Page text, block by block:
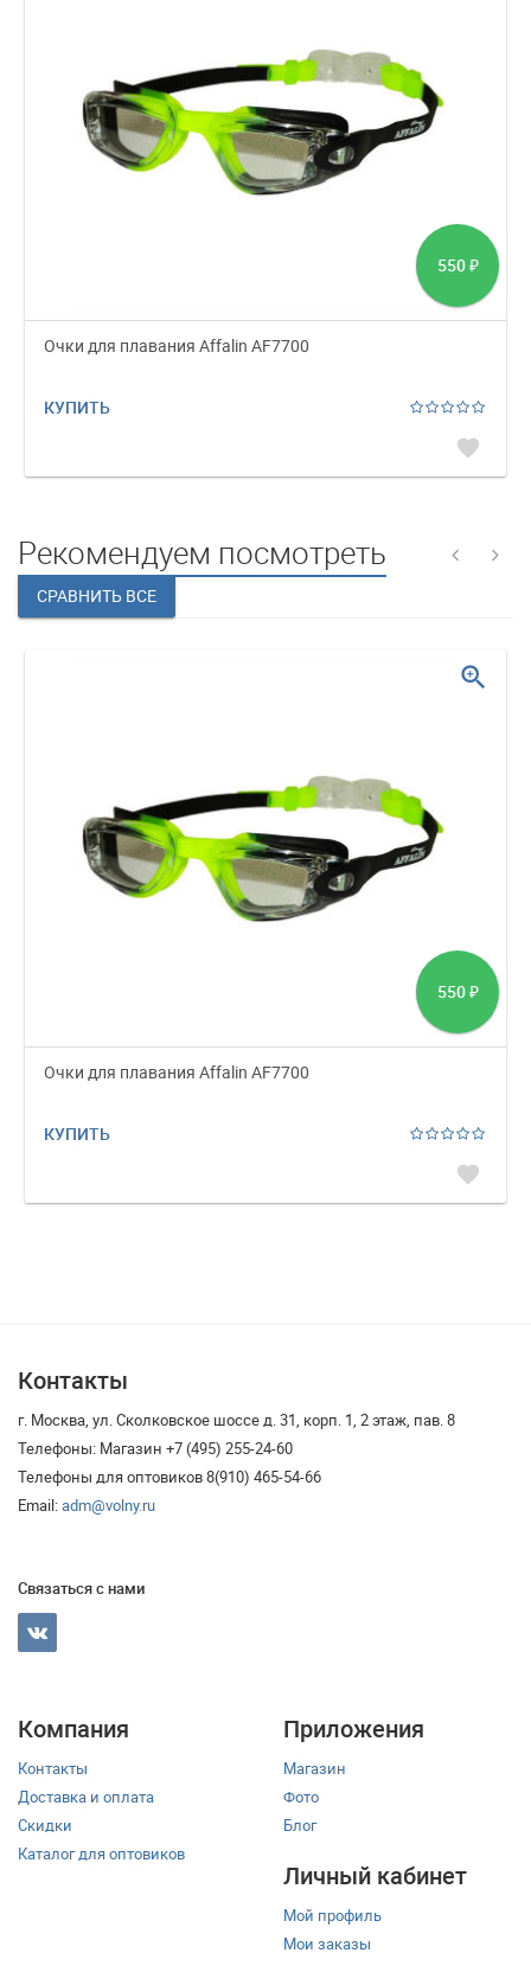
550 ₽
Очки для плавания Affalin AF7700
КУПИТЬ
favorite
Рекомендуем посмотреть
550 ₽
Очки для плавания Affalin AF7700
КУПИТЬ
favorite
zoom_in
Контакты
г. Москва, ул. Сколковское шоссе д. 31, корп. 1, 2 этаж, пав. 8
Телефоны: Магазин +7 (495) 255-24-60
Телефоны для оптовиков 8(910) 465-54-66
Email:adm@volny.ru
Связаться с нами
Компания
Контакты
Доставка и оплата
Скидки
Каталог для оптовиков
Приложения
Магазин
Фото
Блог
Личный кабинет
Мой профиль
Мои заказы